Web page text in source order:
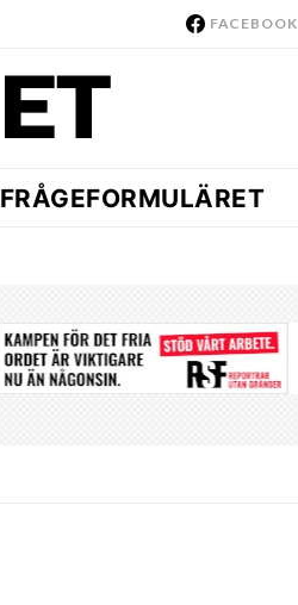
FACEBOOK
FRÅGEFORMULÄRET